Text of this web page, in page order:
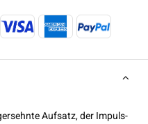
Aufsatz, der Impuls-